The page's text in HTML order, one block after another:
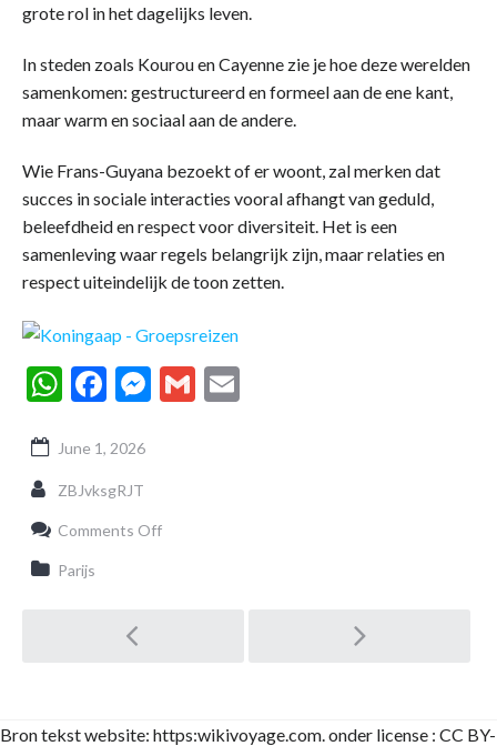
grote rol in het dagelijks leven.
In steden zoals Kourou en Cayenne zie je hoe deze werelden
samenkomen: gestructureerd en formeel aan de ene kant,
maar warm en sociaal aan de andere.
Wie Frans-Guyana bezoekt of er woont, zal merken dat
succes in sociale interacties vooral afhangt van geduld,
beleefdheid en respect voor diversiteit. Het is een
samenleving waar regels belangrijk zijn, maar relaties en
respect uiteindelijk de toon zetten.
WhatsApp
Facebook
Messenger
Gmail
June 1, 2026
ZBJvksgRJT
Comments Offon
Etiquette
Parijs
Post
Bron tekst website: https:wikivoyage.com. onder license : CC BY-